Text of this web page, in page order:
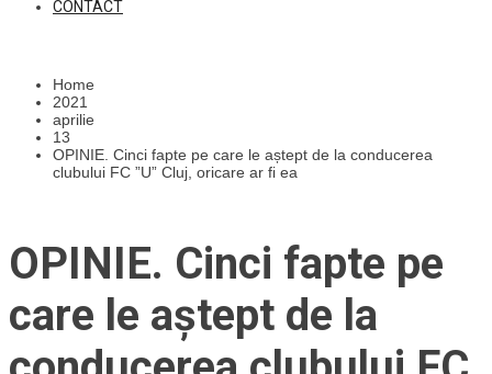
CONTACT
Home
2021
aprilie
13
OPINIE. Cinci fapte pe care le aștept de la conducerea
clubului FC ”U” Cluj, oricare ar fi ea
OPINIE. Cinci fapte pe
care le aștept de la